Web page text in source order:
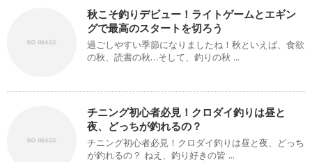
秋こそ釣りデビュー！ライトゲームとエギン
グで最高のスタートを切ろう
過ごしやすい季節になりましたね！秋といえば、食欲
の秋、読書の秋…そして、釣りの秋 ...
チニング初心者必見！クロダイ釣りは昼と
夜、どっちが釣れるの？
チニング初心者必見！クロダイ釣りは昼と夜、どっち
が釣れるの？ ねえ、釣り好きの皆 ...